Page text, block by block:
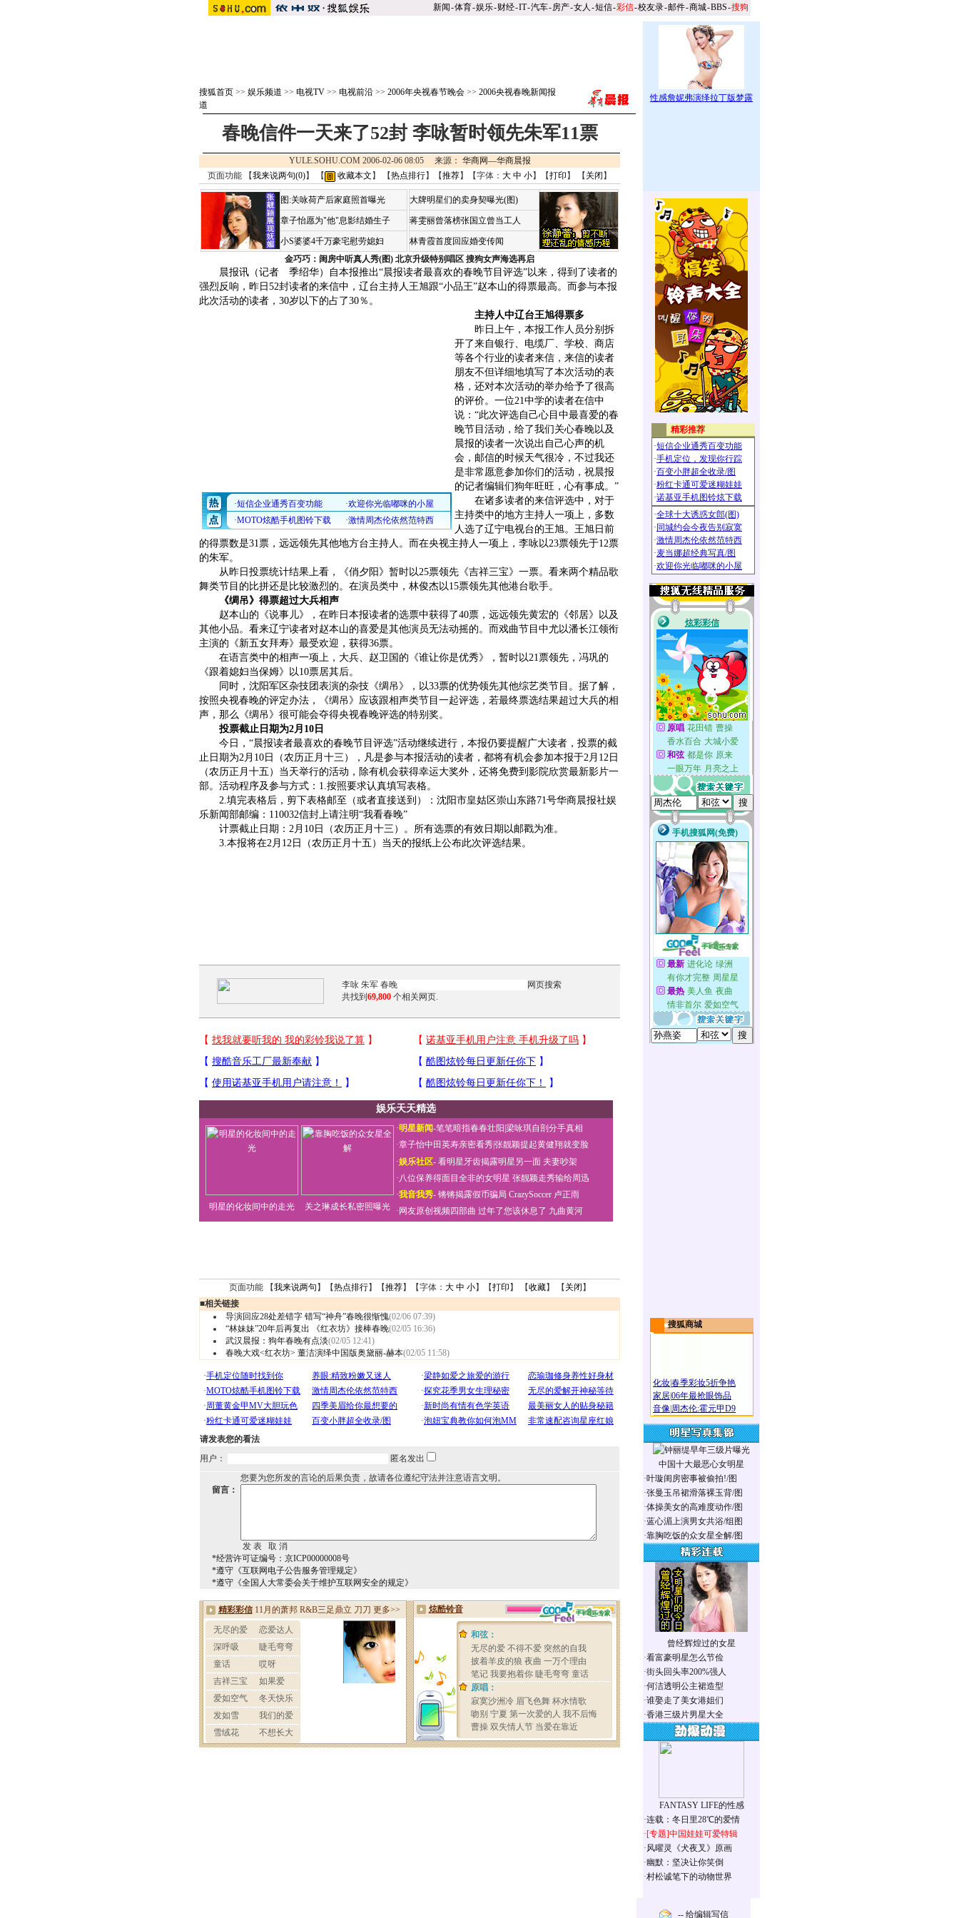
新闻-体育-娱乐-财经-IT-汽车-房产-女人 -短信-彩信-校友录-邮件-商城-BBS-搜狗
搜狐首页 >> 娱乐频道 >> 电视TV >> 电视前沿 >> 2006年央视春节晚会 >> 2006央视春晚新闻报
道
春晚信件一天来了52封 李咏暂时领先朱军11票
YULE.SOHU.COM 2006-02-06 08:05 来源： 华商网—华商晨报
页面功能 【我来说两句(0)】 【 收藏本文 】 【热点排行】【推荐】【字体： 大 中 小】【打印 】 【 关闭 】
图:关咏荷产后家庭照首曝光
章子怡愿为"他"息影结婚生子
小S婆婆4千万豪宅慰劳媳妇
大牌明星们的卖身契曝光(图)
蒋雯丽曾落榜张国立曾当工人
林青霞首度回应婚变传闻
金巧巧：闺房中听真人秀(图) 北京升级特别唱区 搜狗女声海选再启
晨报讯（记者 季绍华）自本报推出“晨报读者最喜欢的春晚节目评选”以来，得到了读者的
强烈反响，昨日52封读者的来信中，辽台主持人王旭跟“小品王”赵本山的得票最高。而参与本报
此次活动的读者，30岁以下的占了30％。
主持人中辽台王旭得票多
昨日上午，本报工作人员分别拆
开了来自银行、电缆厂、学校、商店
等各个行业的读者来信，来信的读者
朋友不但详细地填写了本次活动的表
格，还对本次活动的举办给予了很高
的评价。一位21中学的读者在信中
说：“此次评选自己心目中最喜爱的春
晚节目活动，给了我们关心春晚以及
晨报的读者一次说出自己心声的机
会，邮信的时候天气很冷，不过我还
是非常愿意参加你们的活动，祝晨报
的记者编辑们狗年旺旺，心有事成。”
在诸多读者的来信评选中，对于
主持类中的地方主持人一项上，多数
人选了辽宁电视台的王旭。王旭日前
的得票数是31票，远远领先其他地方台主持人。而在央视主持人一项上，李咏以23票领先于12票
的朱军。
从昨日投票统计结果上看，《俏夕阳》暂时以25票领先《吉祥三宝》一票。看来两个精品歌
舞类节目的比拼还是比较激烈的。在演员类中，林俊杰以15票领先其他港台歌手。
《绸吊》得票超过大兵相声
赵本山的《说事儿》，在昨日本报读者的选票中获得了40票，远远领先黄宏的《邻居》以及
其他小品。看来辽宁读者对赵本山的喜爱是其他演员无法动摇的。而戏曲节目中尤以潘长江领衔
主演的《新五女拜寿》最受欢迎，获得36票。
在语言类中的相声一项上，大兵、赵卫国的《谁让你是优秀》，暂时以21票领先，冯巩的
《跟着媳妇当保姆》以10票居其后。
同时，沈阳军区杂技团表演的杂技《绸吊》，以33票的优势领先其他综艺类节目。据了解，
按照央视春晚的评定办法，《绸吊》应该跟相声类节目一起评选，若最终票选结果超过大兵的相
声，那么《绸吊》很可能会夺得央视春晚评选的特别奖。
投票截止日期为2月10日
今日，“晨报读者最喜欢的春晚节目评选”活动继续进行，本报仍要提醒广大读者，投票的截
止日期为2月10日（农历正月十三），凡是参与本报活动的读者，都将有机会参加本报于2月12日
（农历正月十五）当天举行的活动，除有机会获得幸运大奖外，还将免费到影院欣赏最新影片一
部。活动程序及参与方式：1.按照要求认真填写表格。
2.填完表格后，剪下表格邮至（或者直接送到）：沈阳市皇姑区崇山东路71号华商晨报社娱
乐新闻部邮编：110032信封上请注明“我看春晚”
计票截止日期：2月10日（农历正月十三）。所有选票的有效日期以邮戳为准。
3.本报将在2月12日（农历正月十五）当天的报纸上公布此次评选结果。
共找到 69,800 个相关网页.
娱乐天天精选
明星的化妆间中的走光 关之琳成长私密照曝光
·明星新闻-笔笔暗指春春壮阳 梁咏琪自剖分手真相
·章子怡中田英寿亲密看秀张靓颖提起黄健翔就变脸
·娱乐社区- 看明星牙齿揭露明星另一面 夫妻吵架
·八位保养得面目全非的女明星 张靓颖走秀输给周迅
·我音我秀- 锵锵揭露假币骗局 CrazySoccer 卢正雨
· 网友原创视频四部曲 过年了您该休息了 九曲黄河
页面功能 【我来说两句 】【热点排行】【推荐】【字体： 大 中 小】【打印 】 【收藏】 【 关闭 】
■相关链接
导演回应28处差错字 错写“神舟”春晚很惭愧(02/06 07:39)
“林妹妹”20年后再复出 《红衣坊》接棒春晚(02/05 16:36)
武汉晨报：狗年春晚有点淡(02/05 12:41)
春晚大戏<红衣坊> 董洁演绎中国版奥黛丽-赫本(02/05 11:58)
请发表您的看法
用户：
匿名发出
您要为您所发的言论的后果负责，故请各位遵纪守法并注意语言文明。
留言：
*经营许可证编号：京ICP00000008号
*遵守《互联网电子公告服务管理规定》
*遵守《全国人大常委会关于维护互联网安全的规定》
搜狐商城
化妆春季彩妆5折争艳
家居06年最抢眼饰品
音像 周杰伦:霍元甲D9
中国十大最恶心女明星
·叶璇闺房密事被偷拍!/图
·张曼玉吊裙滑落裸玉背/图
·体操美女的高难度动作/图
·蓝心湄上演男女共浴/组图
·靠胸吃饭的众女星全解/图
曾经辉煌过的女星
·看富豪明星怎么节俭
·街头回头率200%强人
·何洁透明公主裙造型
·谁娶走了美女港姐们
·香港三级片男星大全
FANTASY LIFE的性感
·连载：冬日里28℃的爱情
·[专题]中国娃娃可爱特辑
·风曜灵《犬夜叉》原画
·幽默：坚决让你笑倒
·村松诚笔下的动物世界
-- 给编辑写信